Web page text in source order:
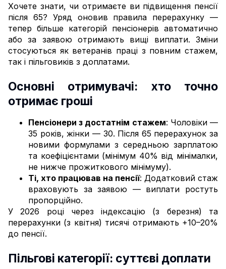
Хочете знати, чи отримаєте ви підвищення пенсії
після 65? Уряд оновив правила перерахунку —
тепер більше категорій пенсіонерів автоматично
або за заявою отримають вищі виплати. Зміни
стосуються як ветеранів праці з повним стажем,
так і пільговиків з доплатами.
Основні отримувачі: хто точно
отримає гроші
Пенсіонери з достатнім стажем: Чоловіки —
35 років, жінки — 30. Після 65 перерахунок за
новими формулами з середньою зарплатою
та коефіцієнтами (мінімум 40% від мінімалки,
не нижче прожиткового мінімуму).
Ті, хто працював на пенсії: Додатковий стаж
враховують за заявою — виплати ростуть
пропорційно.
У 2026 році через індексацію (з березня) та
перерахунки (з квітня) тисячі отримають +10–20%
до пенсії.
Пільгові категорії: суттєві доплати